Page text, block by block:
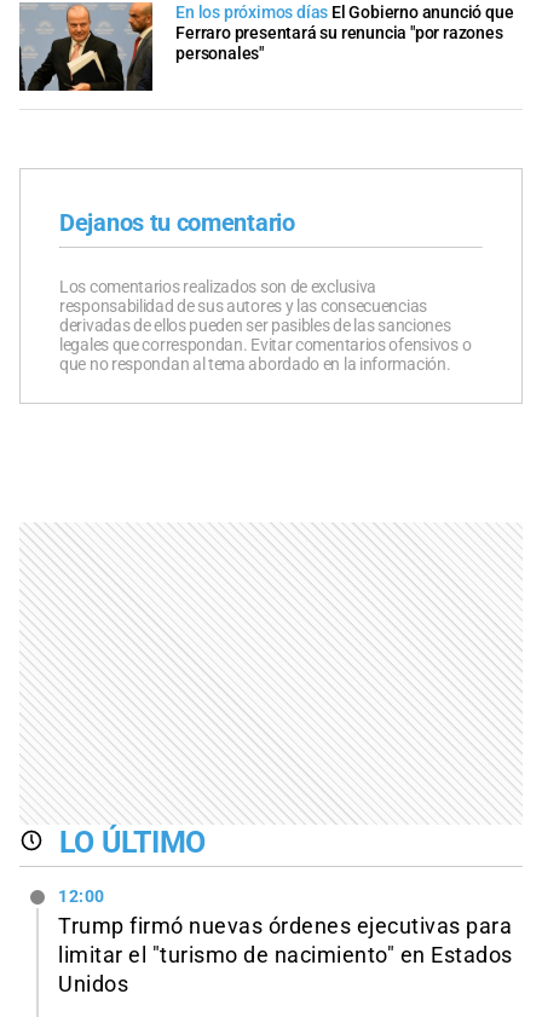
En los próximos días El Gobierno anunció que
Ferraro presentará su renuncia "por razones
personales"
Dejanos tu comentario
Los comentarios realizados son de exclusiva
responsabilidad de sus autores y las consecuencias
derivadas de ellos pueden ser pasibles de las sanciones
legales que correspondan. Evitar comentarios ofensivos o
que no respondan al tema abordado en la información.
LO ÚLTIMO
12:00
Trump firmó nuevas órdenes ejecutivas para
limitar el "turismo de nacimiento" en Estados
Unidos